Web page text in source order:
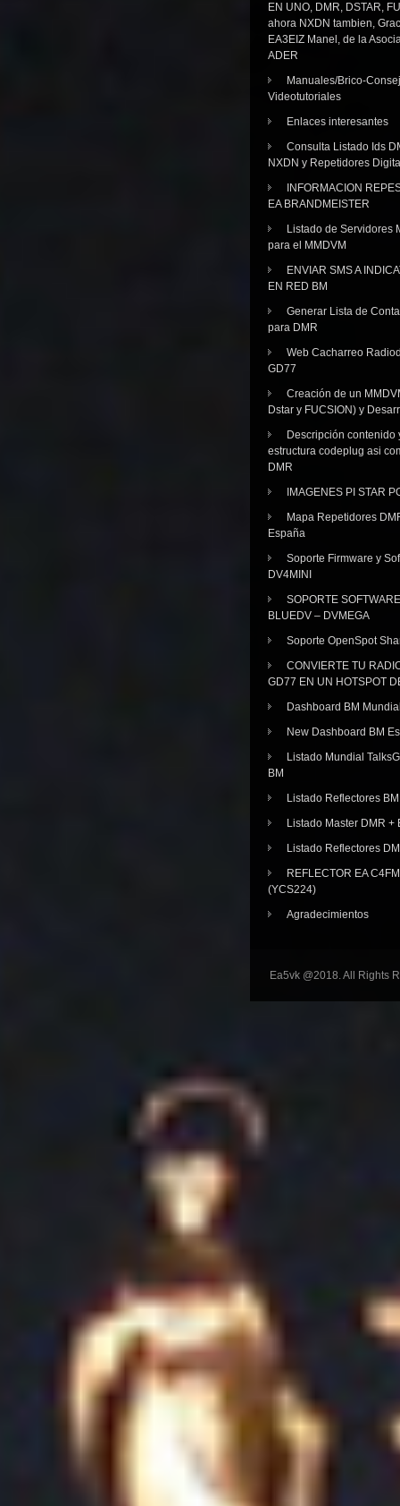
EN UNO, DMR, DSTAR,
ahora NXDN tambien,
EA3EIZ Manel, de la
ADER
Manuales/Brico-
Videotutoriales
Enlaces interesantes
Consulta Listado Ids
NXDN y Repetidores
INFORMACION
EA BRANDMEISTER
Listado de Servidores
para el MMDVM
ENVIAR SMS A
EN RED BM
Generar Lista de
para DMR
Web Cacharreo
GD77
Creación de un
Dstar y FUCSION) y
Descripción contenido
estructura codeplug asi
DMR
IMAGENES PI STAR
Mapa Repetidores
España
Soporte Firmware y
DV4MINI
SOPORTE SOFTWARE
BLUEDV – DVMEGA
Soporte OpenSpot
CONVIERTE TU
GD77 EN UN HOTSPOT
Dashboard BM
New Dashboard BM
Listado Mundial
BM
Listado Reflectores BM
Listado Master DMR +
Listado Reflectores
REFLECTOR EA
(YCS224)
Agradecimientos
Ea5vk @2018. All Rights